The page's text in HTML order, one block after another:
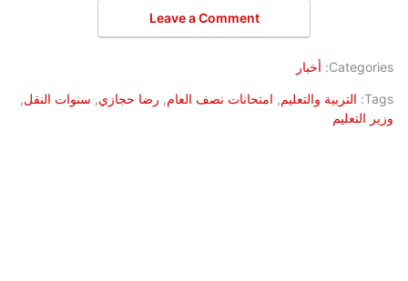
Leave a Comment
Categories: أخبار
Tags: التربية والتعليم, امتحانات نصف العام, رضا حجازي, سنوات النقل,
وزير التعليم